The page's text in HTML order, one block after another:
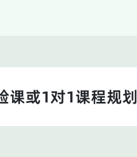
课或1对1课程规划